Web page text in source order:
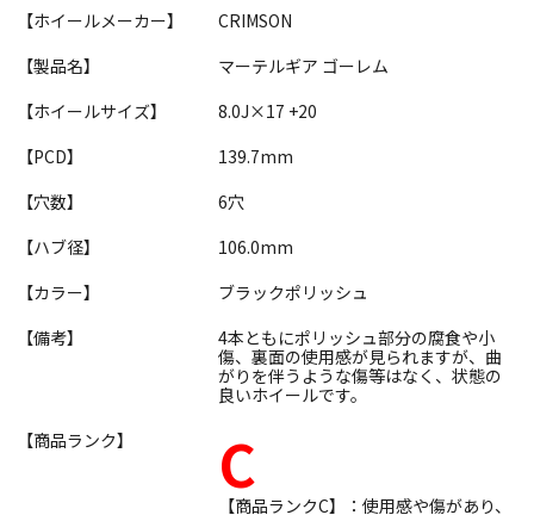
【ホイールメーカー】
CRIMSON
【製品名】
マーテルギア ゴーレム
【ホイールサイズ】
8.0J×17 +20
【PCD】
139.7mm
【穴数】
6穴
【ハブ径】
106.0mm
【カラー】
ブラックポリッシュ
【備考】
4本ともにポリッシュ部分の腐食や小
傷、裏面の使用感が見られますが、曲
がりを伴うような傷等はなく、状態の
良いホイールです。
【商品ランク】
C
【商品ランクC】：使用感や傷があり、